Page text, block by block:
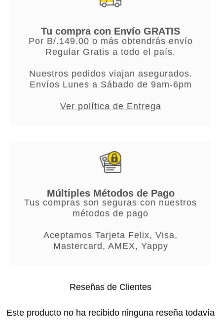
Tu compra con Envío GRATIS
Por B/.149.00 o más obtendrás envío
Regular Gratis a todo el país.
Nuestros pedidos viajan asegurados.
Envíos Lunes a Sábado de 9am-6pm
Ver política de Entrega
Múltiples Métodos de Pago
Tus compras son seguras con nuestros
métodos de pago
Aceptamos Tarjeta Felix, Visa,
Mastercard, AMEX, Yappy
Reseñas de Clientes
Este producto no ha recibido ninguna reseña todavía